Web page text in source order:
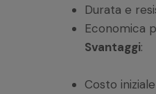
Durata e
Economica
Svantaggi:
Costo